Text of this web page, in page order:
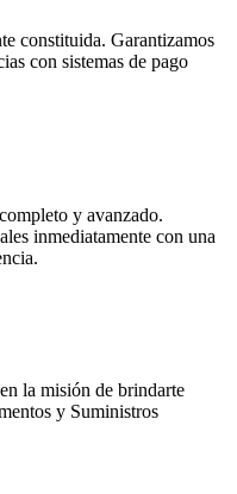
constituida. Garantizamos
con sistemas de pago
y avanzado.
inmediatamente con una
la misión de brindarte
y Suministros